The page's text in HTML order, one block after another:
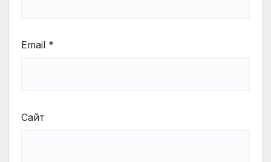
Email *
Сайт